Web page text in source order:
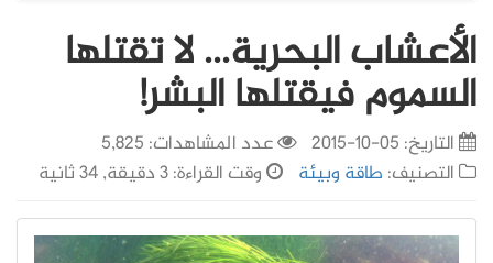
القائمة
الأعشاب البحرية... لا تقتلها
السموم فيقتلها البشر!
التاريخ: 05-10-2015
عدد المشاهدات: 5,825
التصنيف: طاقة وبيئة وقت القراءة: 3 دقيقة, 34 ثانية